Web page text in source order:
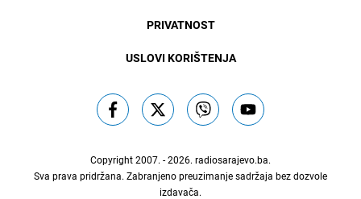
PRIVATNOST
USLOVI KORIŠTENJA
Copyright 2007. - 2026. radiosarajevo.ba.
Sva prava pridržana. Zabranjeno preuzimanje sadržaja bez dozvole
izdavača.